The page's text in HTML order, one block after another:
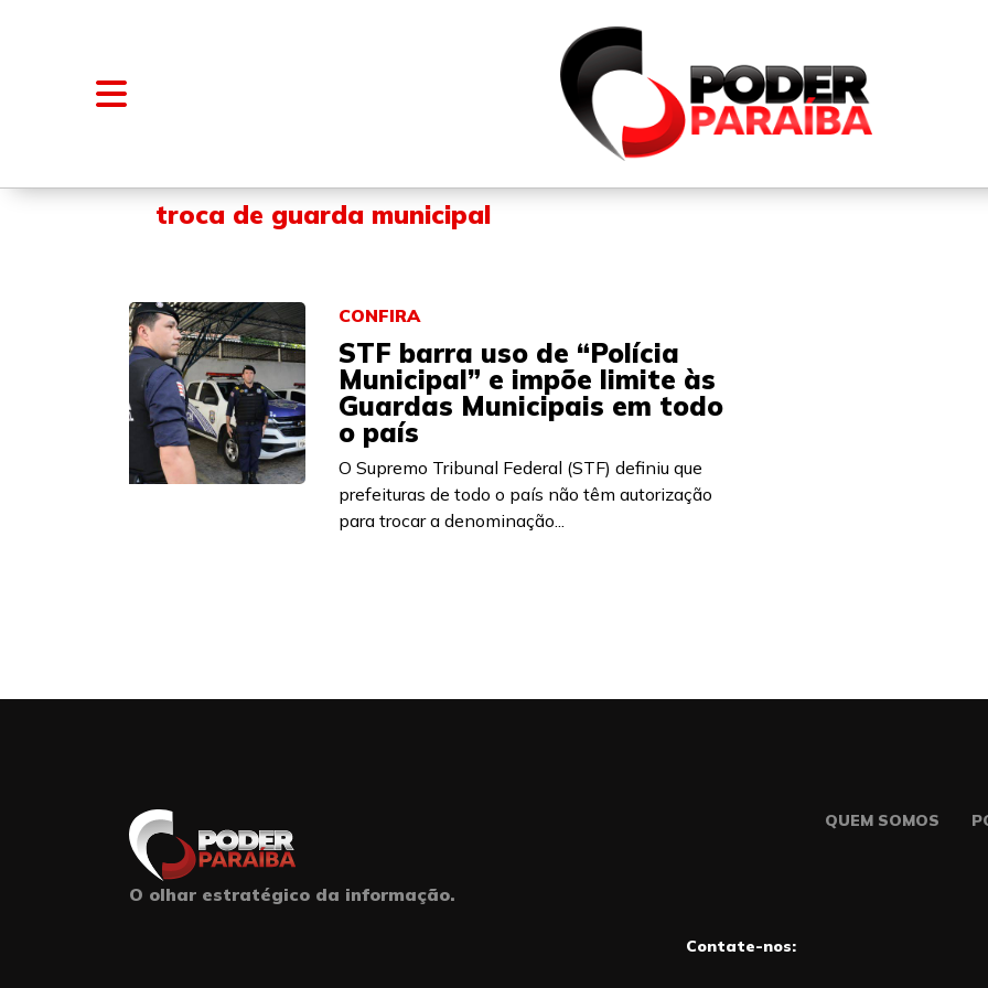
FALE CONOSCO
troca de guarda municipal
CONFIRA
STF barra uso de “Polícia
Municipal” e impõe limite às
Guardas Municipais em todo
o país
O Supremo Tribunal Federal (STF) definiu que
prefeituras de todo o país não têm autorização
para trocar a denominação...
O olhar estratégico da informação.
QUEM SOMOS
Contate-nos: